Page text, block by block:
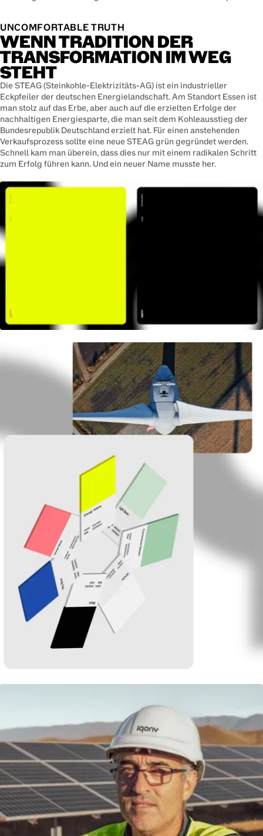
UNCOMFORTABLE TRUTH
WENN TRADITION DER
TRANSFORMATION IM WEG
STEHT
Die STEAG (Steinkohle-Elektrizitäts-AG) ist ein industrieller
Eckpfeiler der deutschen Energielandschaft. Am Standort Essen ist
man stolz auf das Erbe, aber auch auf die erzielten Erfolge der
nachhaltigen Energiesparte, die man seit dem Kohleausstieg der
Bundesrepublik Deutschland erzielt hat. Für einen anstehenden
Verkaufsprozess sollte eine neue STEAG grün gegründet werden.
Schnell kam man überein, dass dies nur mit einem radikalen Schritt
zum Erfolg führen kann. Und ein neuer Name musste her.